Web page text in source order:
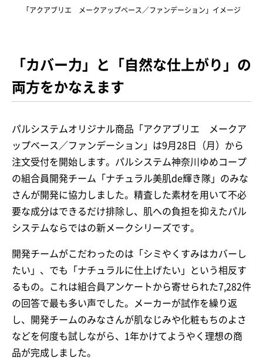
「アクアブリエ メークアップベース／ファンデーション」イメージ
「カバー力」と「自然な仕上がり」の
両方をかなえます
パルシステムオリジナル商品「アクアブリエ メークア
ップベース／ファンデーション」は9月28日（月）から
注文受付を開始します。パルシステム神奈川ゆめコープ
の組合員開発チーム「ナチュラル美肌de輝き隊」のみな
さんが開発に協力しました。精査した素材を用いて不必
要な成分はできるだけ排除し、肌への負担を抑えたパル
システムならではの新メークシリーズです。
開発チームがこだわったのは「シミやくすみはカバーし
たい」、でも「ナチュラルに仕上げたい」という相反す
るもの。これは組合員アンケートから寄せられた7,282件
の回答で最も多い声でした。メーカーが試作を繰り返
し、開発チームのみなさんが肌なじみや化粧もちのよさ
などを何度も試しながら、1年かけてようやく理想の商
品が完成しました。